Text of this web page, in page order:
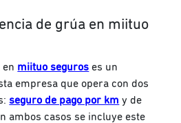
de grúa en miituo
en miituo seguros es un
empresa que opera con dos
seguro de pago por km y de
ambos casos se incluye este